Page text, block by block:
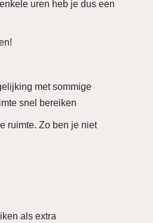
uren heb je dus een
met sommige
snel bereiken
ruimte. Zo ben je niet
als extra